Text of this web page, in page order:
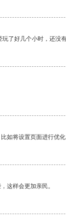
了好几个小时，还没有
如将设置页面进行优化
这样会更加亲民。